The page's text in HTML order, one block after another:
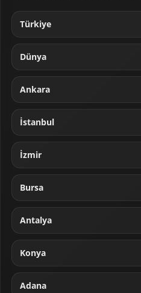
Türkiye
Dünya
Ankara
İstanbul
İzmir
Bursa
Antalya
Konya
Adana